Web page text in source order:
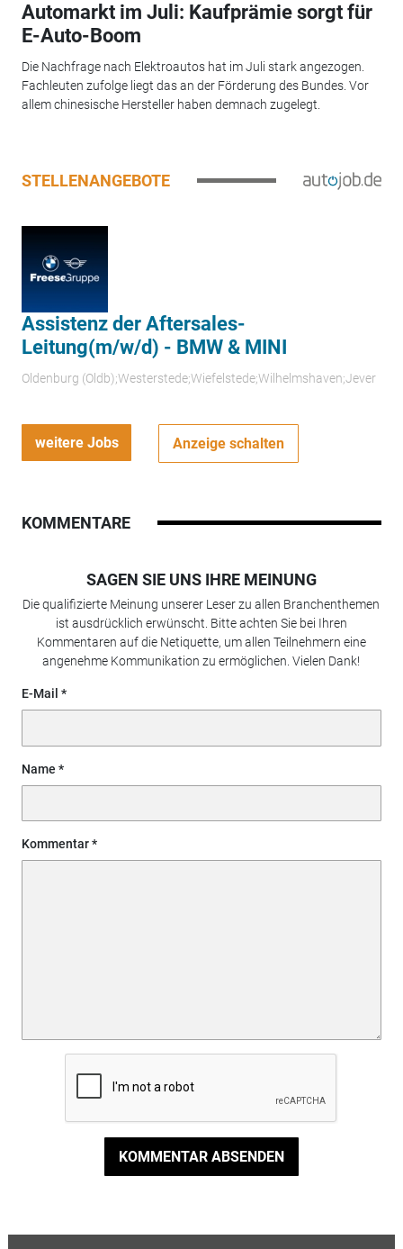
Automarkt im Juli: Kaufprämie sorgt für
E-Auto-Boom
Die Nachfrage nach Elektroautos hat im Juli stark angezogen.
Fachleuten zufolge liegt das an der Förderung des Bundes. Vor
allem chinesische Hersteller haben demnach zugelegt.
STELLENANGEBOTE
Assistenz der Aftersales-
Leitung(m/w/d) - BMW & MINI
Oldenburg (Oldb);Westerstede;Wiefelstede;Wilhelmshaven;Jever
weitere Jobs Anzeige schalten
KOMMENTARE
SAGEN SIE UNS IHRE MEINUNG
Die qualifizierte Meinung unserer Leser zu allen Branchenthemen
ist ausdrücklich erwünscht. Bitte achten Sie bei Ihren
Kommentaren auf die Netiquette, um allen Teilnehmern eine
angenehme Kommunikation zu ermöglichen. Vielen Dank!
E-Mail
Name
Kommentar
KOMMENTAR ABSENDEN